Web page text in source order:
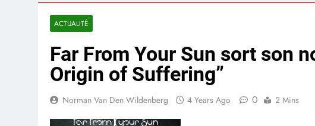
ACTUALITÉ
Far From Your Sun sort son
Origin of Suffering”
Norman Van Den Wildenberg 4 Years Ago 0 2 Mins